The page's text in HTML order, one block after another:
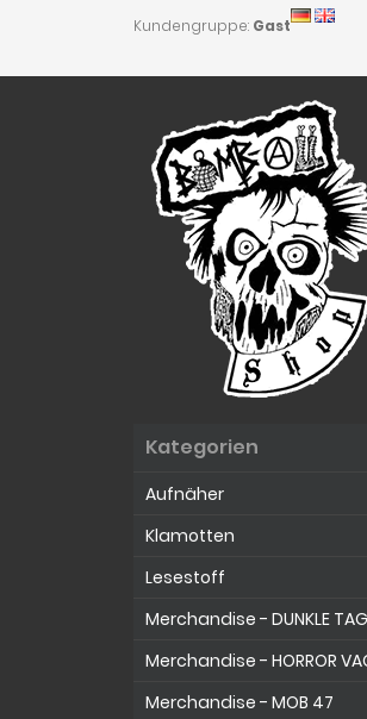
Kundengruppe: Gast
Kategorien
Aufnäher
Klamotten
Lesestoff
Merchandise - DUNKLE
Merchandise - HORROR
Merchandise - MOB 47